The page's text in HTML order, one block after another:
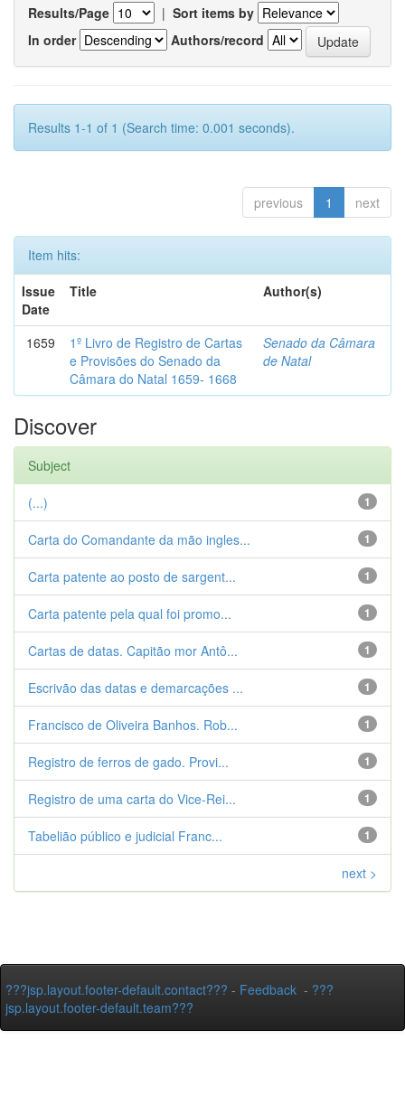
Results/Page | Sort items by
In order
Authors/record
Results 1-1 of 1 (Search time: 0.001 seconds).
previous 1 next
Item hits:
Issue
Date
Title Author(s)
1659
1º Livro de Registro de Cartas
e Provisões do Senado da
Câmara do Natal 1659- 1668
Senado da Câmara
de Natal
Discover
Subject
1
(...)
1
Carta do Comandante da mão ingles...
1
Carta patente ao posto de sargent...
1
Carta patente pela qual foi promo...
1
Cartas de datas. Capitão mor Antô...
1
Escrivão das datas e demarcações ...
1
Francisco de Oliveira Banhos. Rob...
1
Registro de ferros de gado. Provi...
1
Registro de uma carta do Vice-Rei...
1
Tabelião público e judicial Franc...
next >
???jsp.layout.footer-default.contact??? - Feedback - ???
jsp.layout.footer-default.team???